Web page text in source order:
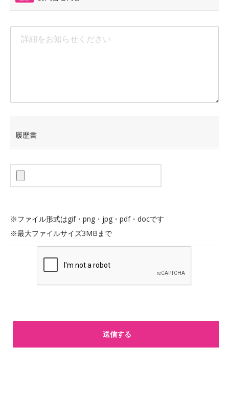
履歴書
※ファイル形式はgif・png・jpg・pdf・docです
※最大ファイルサイズ3MBまで